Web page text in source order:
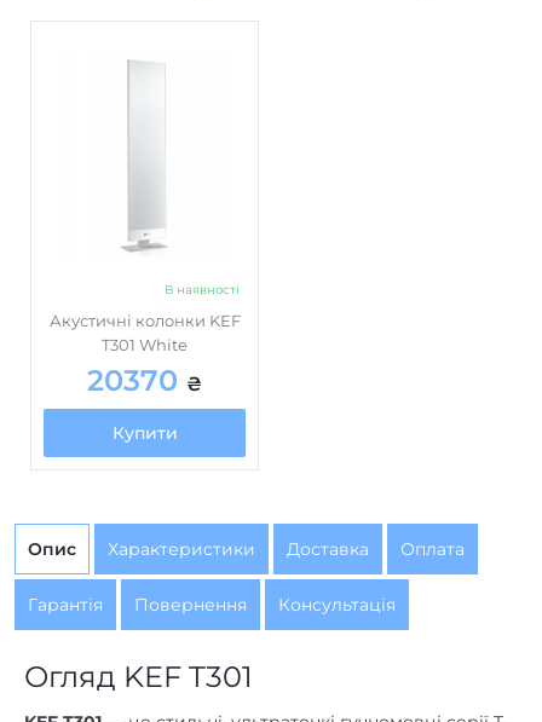
В наявності
Акустичні колонки KEF
20370₴
Купити
Гарантія
Огляд KEF T301
KEF T301— це стильні, ультратонкі гучномовці серії T,
які забезпечують високу якість звуку та підходять для